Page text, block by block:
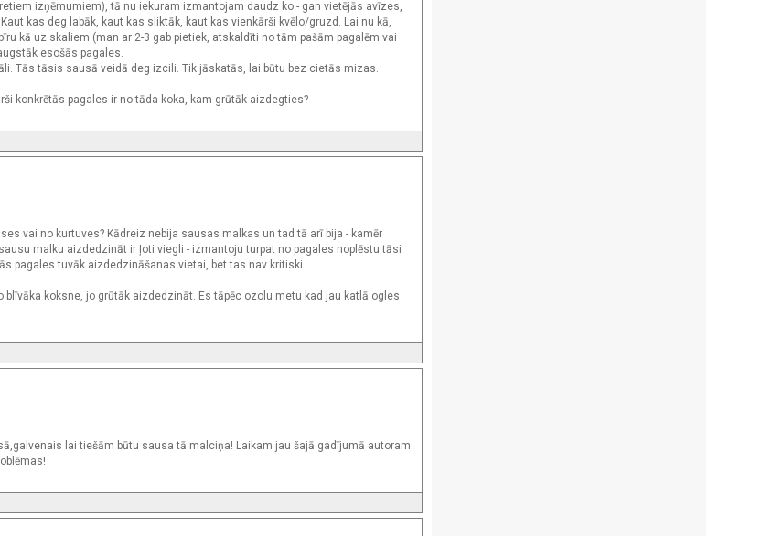
izņēmumiem), tā nu iekuram izmantojam daudz ko - gan vietējās avīzes,
kas deg labāk, kaut kas sliktāk, kaut kas vienkārši kvēlo/gruzd. Lai nu kā,
kā uz skaliem (man ar 2-3 gab pietiek, atskaldīti no tām pašām pagalēm vai
esošās pagales.
Tās tāsis sausā veidā deg izcili. Tik jāskatās, lai būtu bez cietās mizas.
konkrētās pagales ir no tāda koka, kam grūtāk aizdegties?
vai no kurtuves? Kādreiz nebija sausas malkas un tad tā arī bija - kamēr
malku aizdedzināt ir ļoti viegli - izmantoju turpat no pagales noplēstu tāsi
pagales tuvāk aizdedzināšanas vietai, bet tas nav kritiski.
koksne, jo grūtāk aizdedzināt. Es tāpēc ozolu metu kad jau katlā ogles
lai tiešām būtu sausa tā malciņa! Laikam jau šajā gadījumā autoram